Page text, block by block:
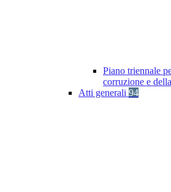
Piano triennale
corruzione e
Atti generali 94